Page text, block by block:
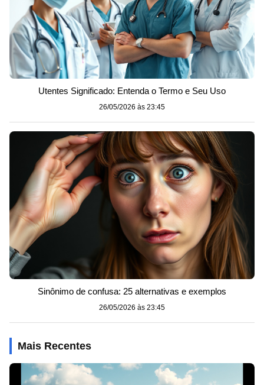
Utentes Significado: Entenda o Termo e Seu Uso
26/05/2026 às 23:45
Sinônimo de confusa: 25 alternativas e exemplos
26/05/2026 às 23:45
Mais Recentes